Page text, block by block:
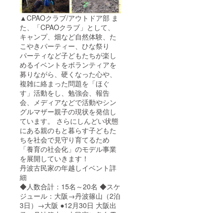
▲CPAOクラブ/アウトドア部 ま
た、「CPAOクラブ」として、
キャンプ、畑など自然体験、た
こやきパーティー、ひな祭り
パーティなど子どもたちが楽し
めるイベントをボランティアを
募りながら、硬くなった心や、
複雑に絡まった問題を「ほぐ
す」活動をし、勉強会、報告
会、メディアなどで活動やシン
グルマザー親子の現状を発信し
ています。 さらにしんどい状態
にある親のもと暮らす子どもた
ちを社会で見守り育てるため
「養育の社会化」のモデル事業
を展開していきます！
丹波古民家の年越しイベント詳
細
◆人数合計：15名～20名 ◆スケ
ジュール：大阪→丹波篠山（2泊
3日）→大阪 ●12月30日 大阪出